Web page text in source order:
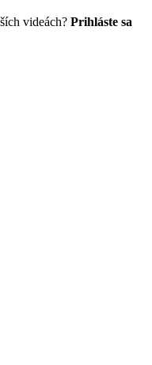
videách? Prihláste sa